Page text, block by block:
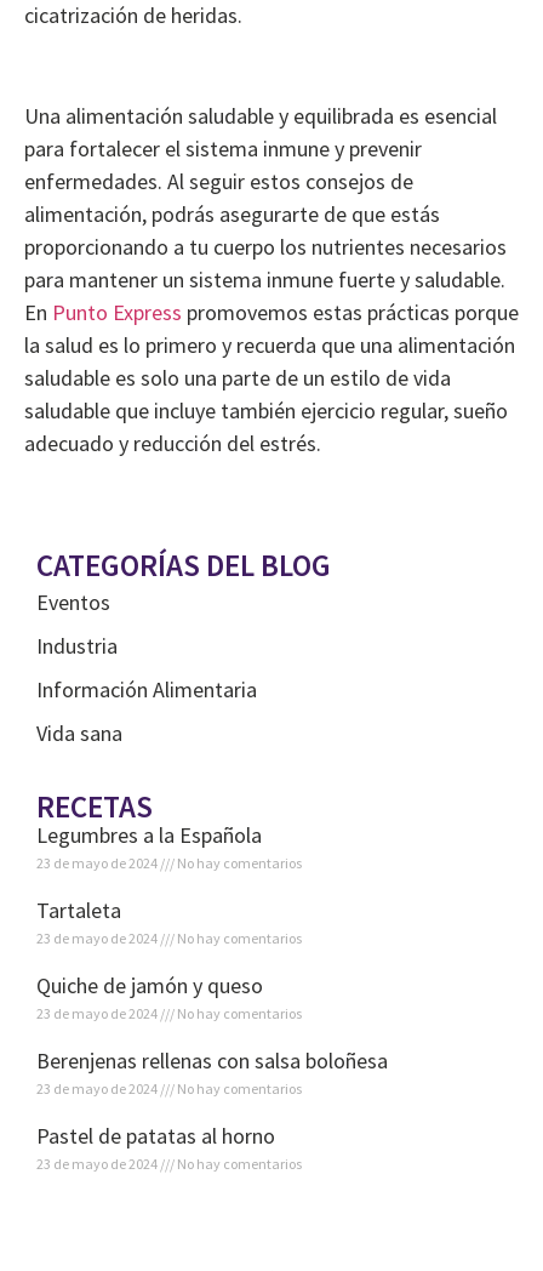
cicatrización de heridas.
Una alimentación saludable y equilibrada es esencial
para fortalecer el sistema inmune y prevenir
enfermedades. Al seguir estos consejos de
alimentación, podrás asegurarte de que estás
proporcionando a tu cuerpo los nutrientes necesarios
para mantener un sistema inmune fuerte y saludable.
En Punto Express promovemos estas prácticas porque
la salud es lo primero y recuerda que una alimentación
saludable es solo una parte de un estilo de vida
saludable que incluye también ejercicio regular, sueño
adecuado y reducción del estrés.
CATEGORÍAS DEL BLOG
Eventos
Industria
Información Alimentaria
Vida sana
RECETAS
Legumbres a la Española
23 de mayo de 2024 No hay comentarios
Tartaleta
23 de mayo de 2024 No hay comentarios
Quiche de jamón y queso
23 de mayo de 2024 No hay comentarios
Berenjenas rellenas con salsa boloñesa
23 de mayo de 2024 No hay comentarios
Pastel de patatas al horno
23 de mayo de 2024 No hay comentarios